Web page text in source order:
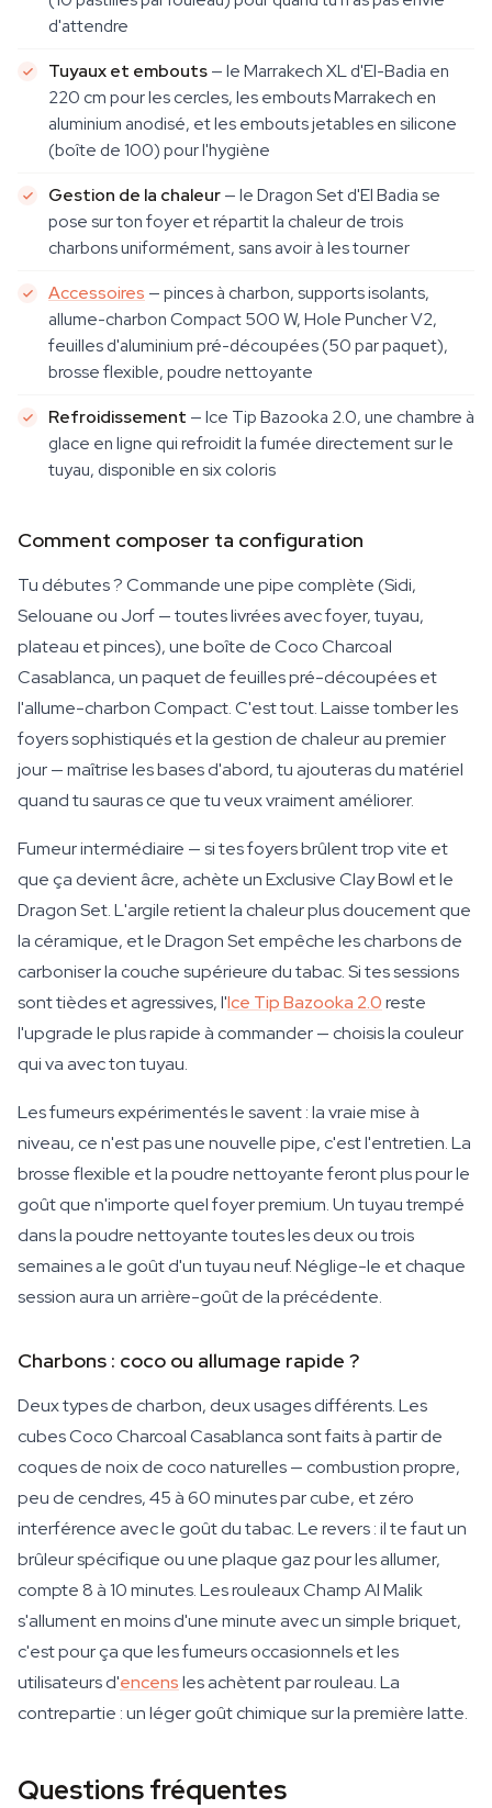
d'attendre
Tuyaux et embouts— le Marrakech XL d'El-Badia en
220 cm pour les cercles, les embouts Marrakech en
aluminium anodisé, et les embouts jetables en silicone
(boîte de 100) pour l'hygiène
Gestion de la chaleur— le Dragon Set d'El Badia se
pose sur ton foyer et répartit la chaleur de trois
charbons uniformément, sans avoir à les tourner
Accessoires — pinces à charbon, supports isolants,
allume-charbon Compact 500 W, Hole Puncher V2,
feuilles d'aluminium pré-découpées (50 par paquet),
brosse flexible, poudre nettoyante
Refroidissement — Ice Tip Bazooka 2.0, une chambre à
glace en ligne qui refroidit la fumée directement sur le
tuyau, disponible en six coloris
Comment composer ta configuration
Tu débutes ? Commande une pipe complète (Sidi,
Selouane ou Jorf — toutes livrées avec foyer, tuyau,
plateau et pinces), une boîte de Coco Charcoal
Casablanca, un paquet de feuilles pré-découpées et
l'allume-charbon Compact. C'est tout. Laisse tomber les
foyers sophistiqués et la gestion de chaleur au premier
jour — maîtrise les bases d'abord, tu ajouteras du matériel
quand tu sauras ce que tu veux vraiment améliorer.
Fumeur intermédiaire — si tes foyers brûlent trop vite et
que ça devient âcre, achète un Exclusive Clay Bowl et le
Dragon Set. L'argile retient la chaleur plus doucement que
la céramique, et le Dragon Set empêche les charbons de
carboniser la couche supérieure du tabac. Si tes sessions
sont tièdes et agressives, l'Ice Tip Bazooka 2.0reste
l'upgrade le plus rapide à commander — choisis la couleur
qui va avec ton tuyau.
Les fumeurs expérimentés le savent : la vraie mise à
niveau, ce n'est pas une nouvelle pipe, c'est l'entretien. La
brosse flexible et la poudre nettoyante feront plus pour le
goût que n'importe quel foyer premium. Un tuyau trempé
dans la poudre nettoyante toutes les deux ou trois
semaines a le goût d'un tuyau neuf. Néglige-le et chaque
session aura un arrière-goût de la précédente.
Charbons : coco ou allumage rapide ?
Deux types de charbon, deux usages différents. Les
cubes Coco Charcoal Casablanca sont faits à partir de
coques de noix de coco naturelles — combustion propre,
peu de cendres, 45 à 60 minutes par cube, et zéro
interférence avec le goût du tabac. Le revers : il te faut un
brûleur spécifique ou une plaque gaz pour les allumer,
compte 8 à 10 minutes. Les rouleaux Champ Al Malik
s'allument en moins d'une minute avec un simple briquet,
c'est pour ça que les fumeurs occasionnels et les
utilisateurs d'encensles achètent par rouleau. La
contrepartie : un léger goût chimique sur la première latte.
Questions fréquentes